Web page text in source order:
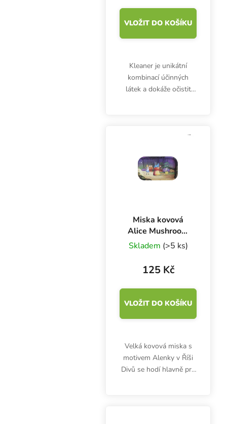
VLOŽIT DO KOŠÍKU
Kleaner je unikátní
kombinací účinných
látek a dokáže očistit
aktivního roztoku s
Miska kovová
Alice Mushroom
270x160 mm
Skladem (>5 ks)
125 Kč
VLOŽIT DO KOŠÍKU
Velká kovová miska s
motivem Alenky v Říši
Divů se hodí hlavně pro